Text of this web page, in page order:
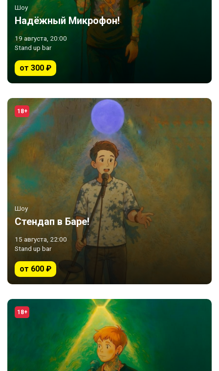
Шоу
Надёжный Микрофон!
19 августа, 20:00
Stand up bar
от 300 ₽
18+
Шоу
Стендап в Баре!
15 августа, 22:00
Stand up bar
от 600 ₽
18+